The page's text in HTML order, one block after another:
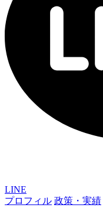
LINE
プロフィル 政策・実績